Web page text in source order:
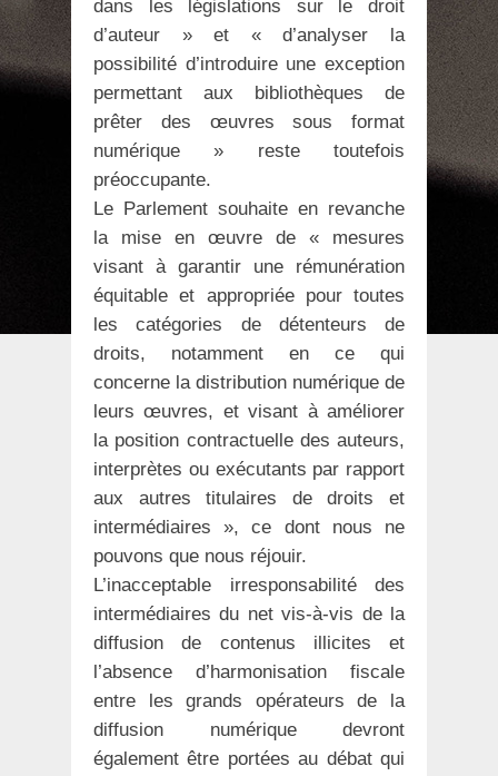
dans les législations sur le droit
d’auteur » et « d’analyser la
possibilité d’introduire une exception
permettant aux bibliothèques de
prêter des œuvres sous format
numérique » reste toutefois
préoccupante.
Le Parlement souhaite en revanche
la mise en œuvre de « mesures
visant à garantir une rémunération
équitable et appropriée pour toutes
les catégories de détenteurs de
droits, notamment en ce qui
concerne la distribution numérique de
leurs œuvres, et visant à améliorer
la position contractuelle des auteurs,
interprètes ou exécutants par rapport
aux autres titulaires de droits et
intermédiaires », ce dont nous ne
pouvons que nous réjouir.
L’inacceptable irresponsabilité des
intermédiaires du net vis-à-vis de la
diffusion de contenus illicites et
l’absence d’harmonisation fiscale
entre les grands opérateurs de la
diffusion numérique devront
également être portées au débat qui